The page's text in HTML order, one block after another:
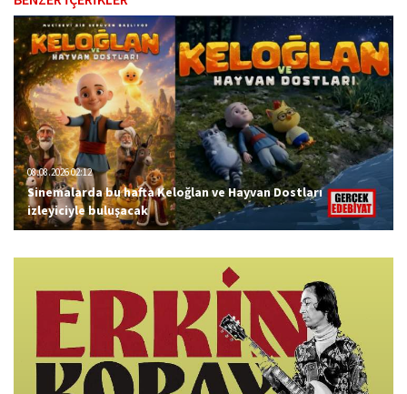
08.08.2026 02:12
Sinemalarda bu hafta Keloğlan ve Hayvan Dostları
izleyiciyle buluşacak